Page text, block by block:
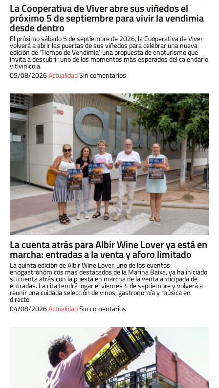
La Cooperativa de Viver abre sus viñedos el
próximo 5 de septiembre para vivir la vendimia
desde dentro
El próximo sábado 5 de septiembre de 2026, la Cooperativa de Viver
volverá a abrir las puertas de sus viñedos para celebrar una nueva
edición de ‘Tiempo de Vendimia’, una propuesta de enoturismo que
invita a descubrir uno de los momentos más esperados del calendario
vitivinícola.
05/08/2026ActualidadSin comentarios
La cuenta atrás para Albir Wine Lover ya está en
marcha: entradas a la venta y aforo limitado
La quinta edición de Albir Wine Lover, uno de los eventos
enogastronómicos más destacados de la Marina Baixa, ya ha iniciado
su cuenta atrás con la puesta en marcha de la venta anticipada de
entradas. La cita tendrá lugar el viernes 4 de septiembre y volverá a
reunir una cuidada selección de vinos, gastronomía y música en
directo.
04/08/2026ActualidadSin comentarios